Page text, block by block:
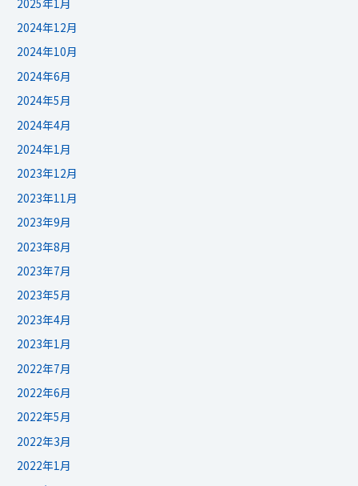
2024年12月
2024年10月
2024年6月
2024年5月
2024年4月
2024年1月
2023年12月
2023年11月
2023年9月
2023年8月
2023年7月
2023年5月
2023年4月
2023年1月
2022年7月
2022年6月
2022年5月
2022年3月
2022年1月